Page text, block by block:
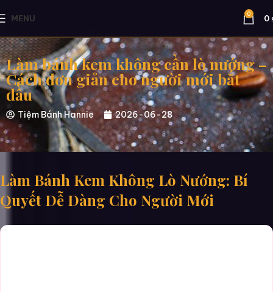
MENU 0 0
Làm bánh kem không cần lò nướng –
Cách đơn giản cho người mới bắt
đầu
Tiệm Bánh Hannie 2026-06-28
Làm Bánh Kem Không Lò Nướng: Bí
Quyết Dễ Dàng Cho Người Mới